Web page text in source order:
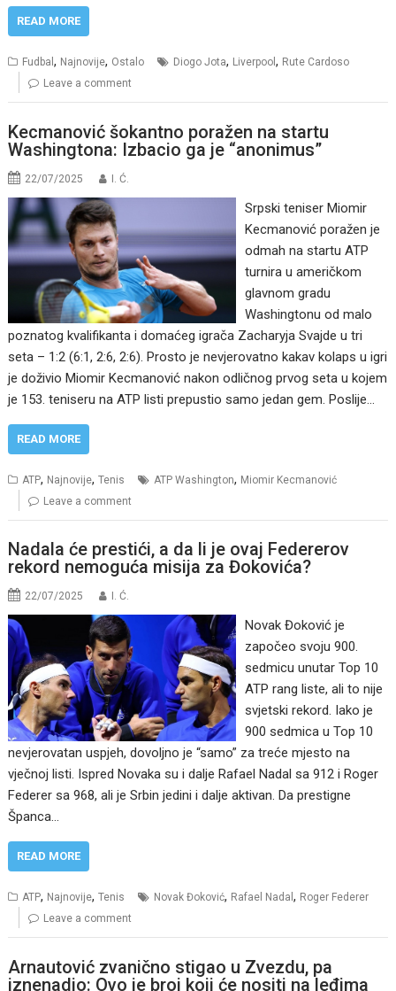
READ MORE
Fudbal, Najnovije, Ostalo Diogo Jota, Liverpool, Rute Cardoso
Leave a comment
Kecmanović šokantno poražen na startu
Washingtona: Izbacio ga je “anonimus”
22/07/2025 I. Ć.
Srpski teniser Miomir
Kecmanović poražen je
odmah na startu ATP
turnira u američkom
glavnom gradu
Washingtonu od malo
poznatog kvalifikanta i domaćeg igrača Zacharyja Svajde u tri
seta – 1:2 (6:1, 2:6, 2:6). Prosto je nevjerovatno kakav kolaps u igri
je doživio Miomir Kecmanović nakon odličnog prvog seta u kojem
je 153. teniseru na ATP listi prepustio samo jedan gem. Poslije…
READ MORE
ATP, Najnovije,Tenis ATP Washington, Miomir Kecmanović
Leave a comment
Nadala će prestići, a da li je ovaj Federerov
rekord nemoguća misija za Đokovića?
22/07/2025 I. Ć.
Novak Đoković je
započeo svoju 900.
sedmicu unutar Top 10
ATP rang liste, ali to nije
svjetski rekord. Iako je
900 sedmica u Top 10
nevjerovatan uspjeh, dovoljno je “samo” za treće mjesto na
vječnoj listi. Ispred Novaka su i dalje Rafael Nadal sa 912 i Roger
Federer sa 968, ali je Srbin jedini i dalje aktivan. Da prestigne
Španca…
READ MORE
ATP, Najnovije,Tenis Novak Đoković, Rafael Nadal, Roger Federer
Leave a comment
Arnautović zvanično stigao u Zvezdu, pa
iznenadio: Ovo je broj koji će nositi na leđima